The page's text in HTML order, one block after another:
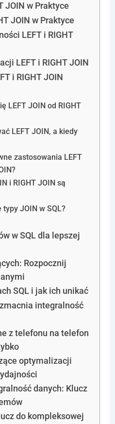
JOIN w Praktyce
JOIN w Praktyce
LEFT i RIGHT
LEFT i RIGHT JOIN
i RIGHT JOIN
LEFT JOIN od RIGHT
LEFT JOIN, a kiedy
zastosowania LEFT
i RIGHT JOIN są
JOIN w SQL?
w SQL dla lepszej
Rozpocznij
SQL i jak ich unikać
integralność
z telefonu na telefon
optymalizacji
danych: Klucz
do kompleksowej